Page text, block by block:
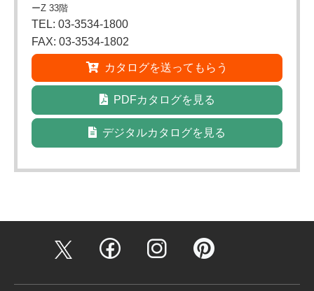
ーZ 33階
TEL: 03-3534-1800
FAX: 03-3534-1802
カタログを送ってもらう
PDFカタログを見る
デジタルカタログを見る